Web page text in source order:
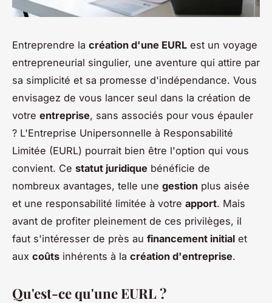
Entreprendre la création d'une EURL est un voyage
entrepreneurial singulier, une aventure qui attire par
sa simplicité et sa promesse d'indépendance. Vous
envisagez de vous lancer seul dans la création de
votre entreprise, sans associés pour vous épauler
? L'Entreprise Unipersonnelle à Responsabilité
Limitée (EURL) pourrait bien être l'option qui vous
convient. Ce statut juridique bénéficie de
nombreux avantages, telle une gestion plus aisée
et une responsabilité limitée à votre apport. Mais
avant de profiter pleinement de ces privilèges, il
faut s'intéresser de près au financement initial et
aux coûts inhérents à la création d'entreprise.
Qu'est-ce qu'une EURL ?